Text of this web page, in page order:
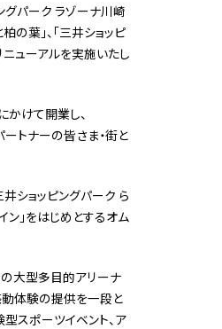
グパーク ラゾーナ川崎
の葉」、「三井ショッピ
ューアルを実施いたし
けて開業し、
トナーの皆さま・街と
ショッピングパーク ら
ン」をはじめとするオム
大型多目的アリーナ
動体験の提供を一段と
スポーツイベント、ア